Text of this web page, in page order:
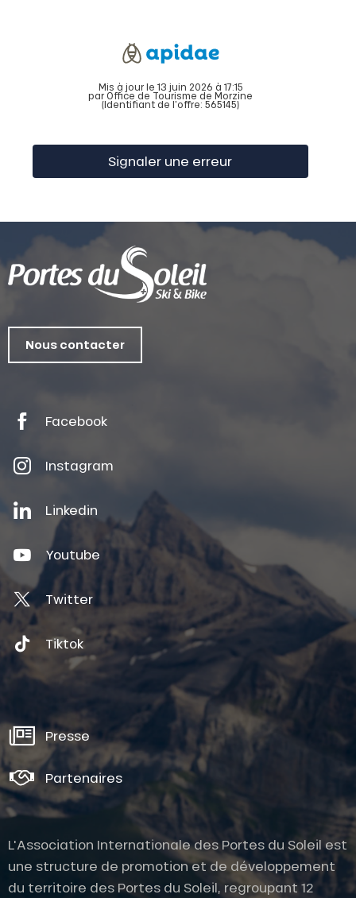
Mis à jour le 13 juin 2026 à 17:15
par Office de Tourisme de Morzine
(Identifiant de l'offre: 565145)
Signaler une erreur
Nous contacter
Facebook
Instagram
Linkedin
Youtube
Twitter
Tiktok
Presse
Partenaires
L'Association Internationale des Portes du Soleil est
une structure de promotion et de développement
du territoire des Portes du Soleil, regroupant 12